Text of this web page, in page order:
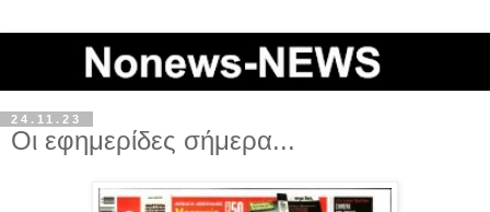
24.11.23
Οι εφημερίδες σήμερα...